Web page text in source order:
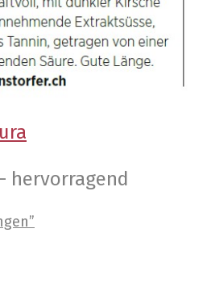
hervorragend